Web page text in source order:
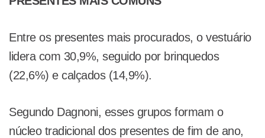
Entre os presentes mais procurados, o vestuário
lidera com 30,9%, seguido por brinquedos
(22,6%) e calçados (14,9%).
Segundo Dagnoni, esses grupos formam o
núcleo tradicional dos presentes de fim de ano,